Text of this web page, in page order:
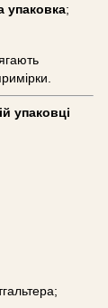
упаковка;
упаковці